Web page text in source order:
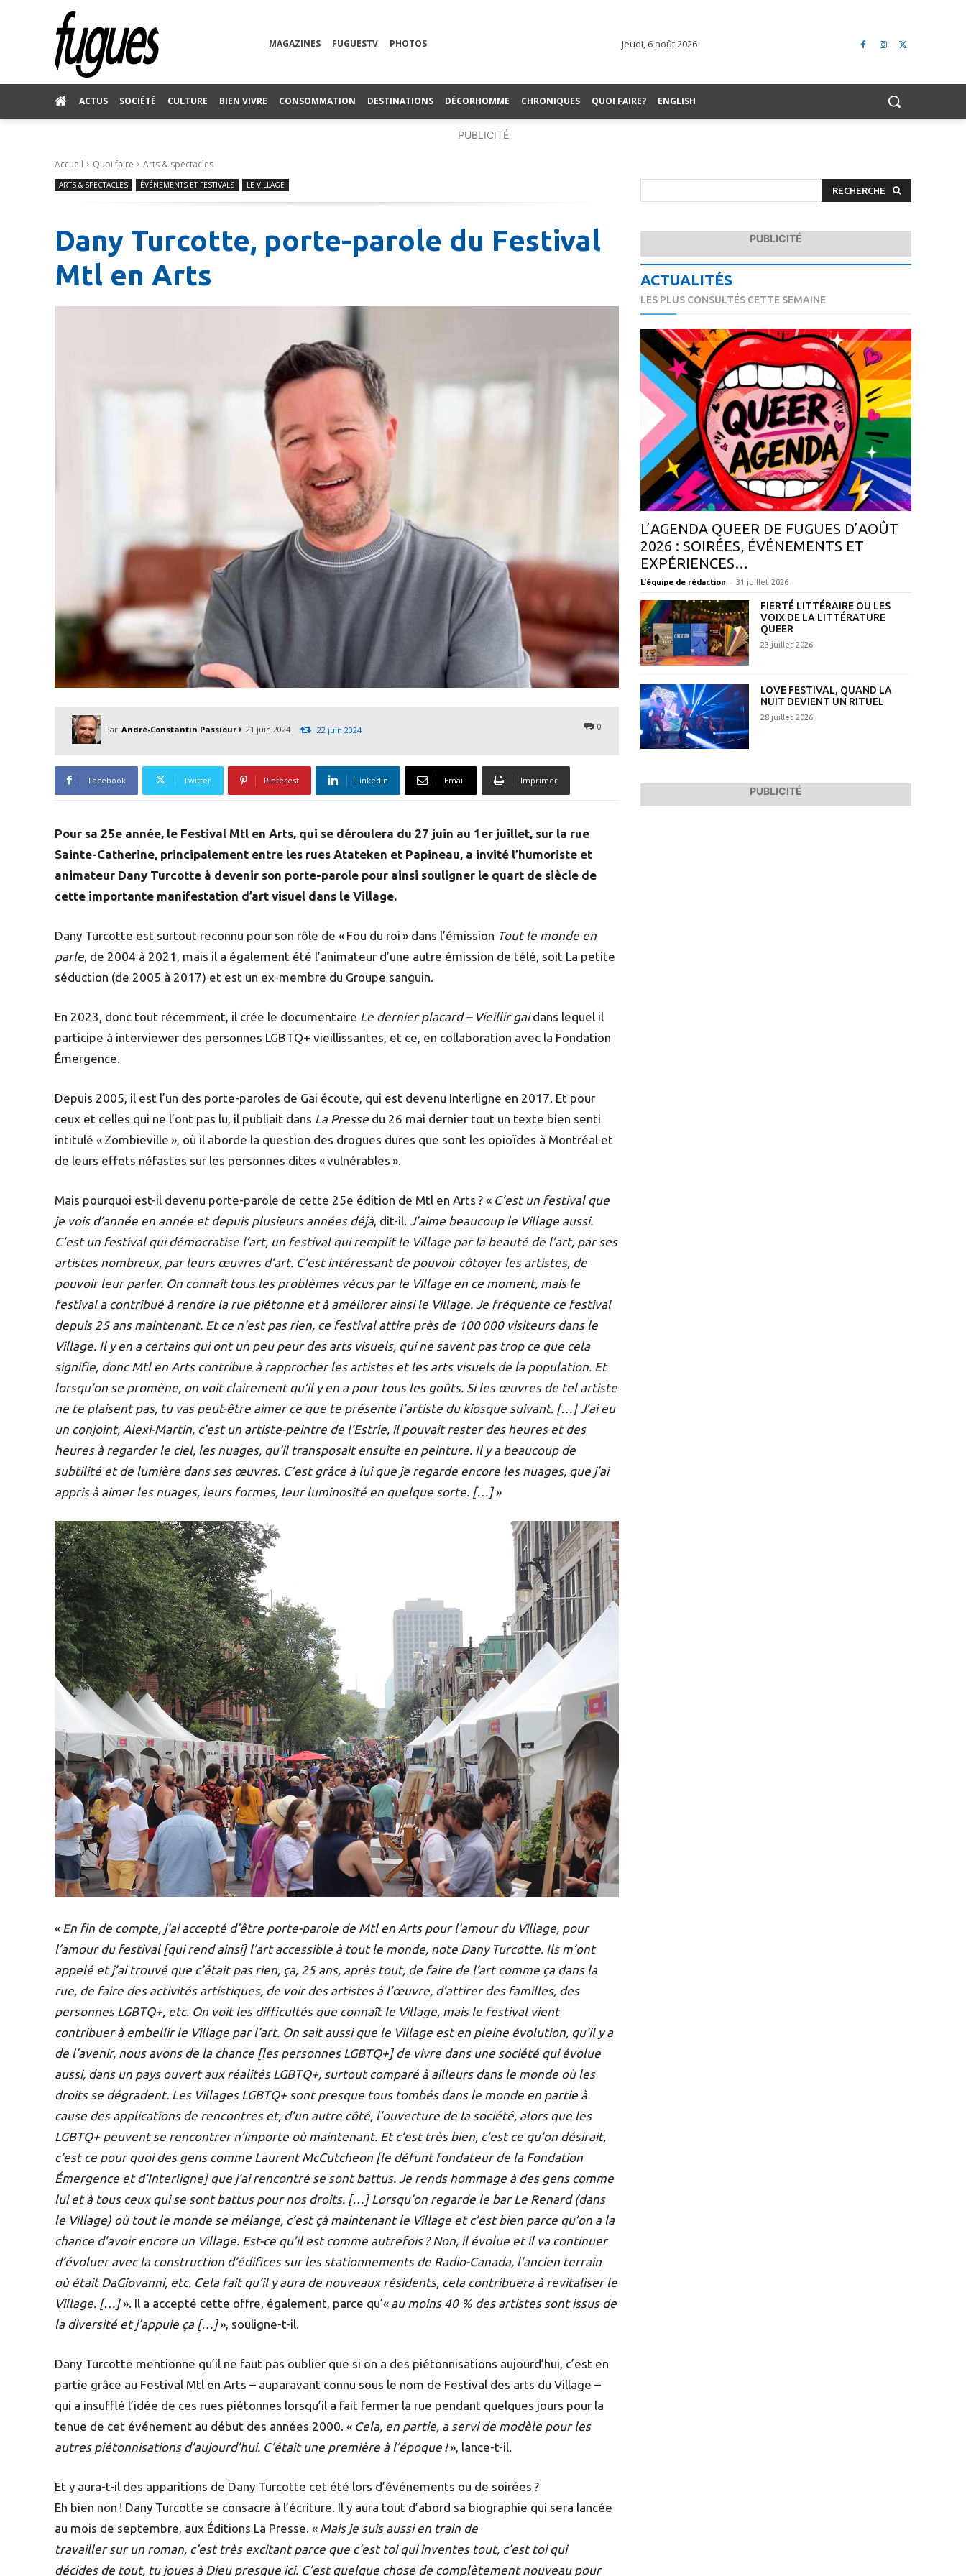
MAGAZINES FUGUESTV PHOTOS Jeudi, 6 août 2026
ACTUS SOCIÉTÉ CULTURE BIEN VIVRE CONSOMMATION DESTINATIONS DÉCORHOMME CHRONIQUES QUOI FAIRE? ENGLISH
PUBLICITÉ
Accueil Quoi faire Arts & spectacles
ARTS & SPECTACLES ÉVÉNEMENTS ET FESTIVALS LE VILLAGE
Dany Turcotte, porte-parole du Festival
Mtl en Arts
Par André-Constantin Passiour 21 juin 2024 0
22 juin 2024
Facebook Twitter Pinterest Linkedin Email Imprimer
Pour sa 25e année, le Festival Mtl en Arts, qui se déroulera du 27 juin au 1er juillet, sur la rue
Sainte-Catherine, principalement entre les rues Atateken et Papineau, a invité l’humoriste et
animateur Dany Turcotte à devenir son porte-parole pour ainsi souligner le quart de siècle de
cette importante manifestation d’art visuel dans le Village.
Dany Turcotte est surtout reconnu pour son rôle de « Fou du roi » dans l’émission Tout le monde en
parle , de 2004 à 2021, mais il a également été l’animateur d’une autre émission de télé, soit La petite
séduction (de 2005 à 2017) et est un ex-membre du Groupe sanguin.
En 2023, donc tout récemment, il crée le documentaire Le dernier placard – Vieillir gaidans lequel il
participe à interviewer des personnes LGBTQ+ vieillissantes, et ce, en collaboration avec la Fondation
Émergence.
Depuis 2005, il est l’un des porte-paroles de Gai écoute, qui est devenu Interligne en 2017. Et pour
ceux et celles qui ne l’ont pas lu, il publiait dans La Presse du 26 mai dernier tout un texte bien senti
intitulé « Zombieville », où il aborde la question des drogues dures que sont les opioïdes à Montréal et
de leurs effets néfastes sur les personnes dites « vulnérables ».
Mais pourquoi est-il devenu porte-parole de cette 25e édition de Mtl en Arts ? « C’est un festival que
je vois d’année en année et depuis plusieurs années déjà, dit-il.
J’aime beaucoup le Village aussi.
C’est un festival qui démocratise l’art, un festival qui remplit le Village par la beauté de l’art, par ses
artistes nombreux, par leurs œuvres d’art. C’est intéressant de pouvoir côtoyer les artistes, de
pouvoir leur parler. On connaît tous les problèmes vécus par le Village en ce moment, mais le
festival a contribué à rendre la rue piétonne et à améliorer ainsi le Village. Je fréquente ce festival
depuis 25 ans maintenant. Et ce n’est pas rien, ce festival attire près de 100 000 visiteurs dans le
Village. Il y en a certains qui ont un peu peur des arts visuels, qui ne savent pas trop ce que cela
signifie, donc Mtl en Arts contribue à rapprocher les artistes et les arts visuels de la population. Et
lorsqu’on se promène, on voit clairement qu’il y en a pour tous les goûts. Si les œuvres de tel artiste
ne te plaisent pas, tu vas peut-être aimer ce que te présente l’artiste du kiosque suivant. […] J’ai eu
un conjoint, Alexi-Martin, c’est un artiste-peintre de l’Estrie, il pouvait rester des heures et des
heures à regarder le ciel, les nuages, qu’il transposait ensuite en peinture. Il y a beaucoup de
subtilité et de lumière dans ses œuvres. C’est grâce à lui que je regarde encore les nuages, que j’ai
appris à aimer les nuages, leurs formes, leur luminosité en quelque sorte. […] »
« En fin de compte, j’ai accepté d’être porte-parole de Mtl en Arts pour l’amour du Village, pour
l’amour du festival [qui rend ainsi] l’art accessible à tout le monde, note Dany Turcotte. Ils m’ont
appelé et j’ai trouvé que c’était pas rien, ça, 25 ans, après tout, de faire de l’art comme ça dans la
rue, de faire des activités artistiques, de voir des artistes à l’œuvre, d’attirer des familles, des
personnes LGBTQ+, etc. On voit les difficultés que connaît le Village, mais le festival vient
contribuer à embellir le Village par l’art. On sait aussi que le Village est en pleine évolution, qu’il y a
de l’avenir, nous avons de la chance [les personnes LGBTQ+] de vivre dans une société qui évolue
aussi, dans un pays ouvert aux réalités LGBTQ+, surtout comparé à ailleurs dans le monde où les
droits se dégradent. Les Villages LGBTQ+ sont presque tous tombés dans le monde en partie à
cause des applications de rencontres et, d’un autre côté, l’ouverture de la société, alors que les
LGBTQ+ peuvent se rencontrer n’importe où maintenant. Et c’est très bien, c’est ce qu’on désirait,
c’est ce pour quoi des gens comme Laurent McCutcheon [le défunt fondateur de la Fondation
Émergence et d’Interligne] que j’ai rencontré se sont battus. Je rends hommage à des gens comme
lui et à tous ceux qui se sont battus pour nos droits. […] Lorsqu’on regarde le bar Le Renard (dans
le Village) où tout le monde se mélange, c’est çà maintenant le Village et c’est bien parce qu’on a la
chance d’avoir encore un Village. Est-ce qu’il est comme autrefois ? Non, il évolue et il va continuer
d’évoluer avec la construction d’édifices sur les stationnements de Radio-Canada, l’ancien terrain
où était DaGiovanni, etc. Cela fait qu’il y aura de nouveaux résidents, cela contribuera à revitaliser le
Village. […] ». Il a accepté cette offre, également, parce qu’« au moins 40 % des artistes sont issus de
la diversité et j’appuie ça […]», souligne-t-il.
Dany Turcotte mentionne qu’il ne faut pas oublier que si on a des piétonnisations aujourd’hui, c’est en
partie grâce au Festival Mtl en Arts – auparavant connu sous le nom de Festival des arts du Village –
qui a insufflé l’idée de ces rues piétonnes lorsqu’il a fait fermer la rue pendant quelques jours pour la
tenue de cet événement au début des années 2000. « Cela, en partie, a servi de modèle pour les
autres piétonnisations d’aujourd’hui. C’était une première à l’époque !», lance-t-il.
Et y aura-t-il des apparitions de Dany Turcotte cet été lors d’événements ou de soirées ?
Eh bien non ! Dany Turcotte se consacre à l’écriture. Il y aura tout d’abord sa biographie qui sera lancée
au mois de septembre, aux Éditions La Presse. « Mais je suis aussi en train de
travailler sur un roman, c’est très excitant parce que c’est toi qui inventes tout, c’est toi qui
décides de tout, tu joues à Dieu presque ici. C’est quelque chose de complètement nouveau pour
RECHERCHE
PUBLICITÉ
ACTUALITÉS
LES PLUS CONSULTÉS CETTE SEMAINE
L’AGENDA QUEER DE FUGUES D’AOÛT
2026 : SOIRÉES, ÉVÉNEMENTS ET
EXPÉRIENCES…
L'équipe de rédaction - 31 juillet 2026
FIERTÉ LITTÉRAIRE OU LES
VOIX DE LA LITTÉRATURE
QUEER
23 juillet 2026
LOVE FESTIVAL, QUAND LA
NUIT DEVIENT UN RITUEL
28 juillet 2026
PUBLICITÉ